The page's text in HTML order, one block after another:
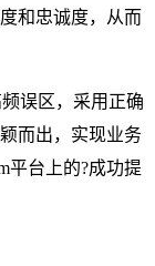
和忠诚度，从而
误区，采用正确
而出，实现业务
平台上的?成功提